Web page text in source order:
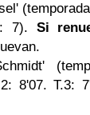
7). Si
8'07. T.3: